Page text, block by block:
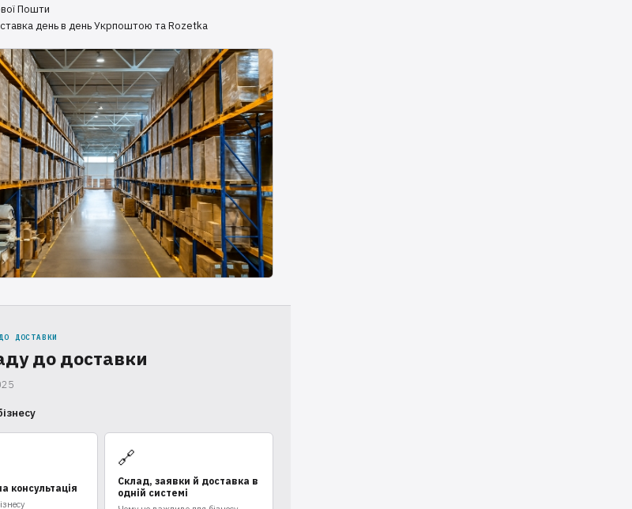
Пошти
день в день Укрпоштою та Rozetka
ДОСТАВКИ
до доставки
консультація
🔗
Склад, заявки й доставка в
одній системі